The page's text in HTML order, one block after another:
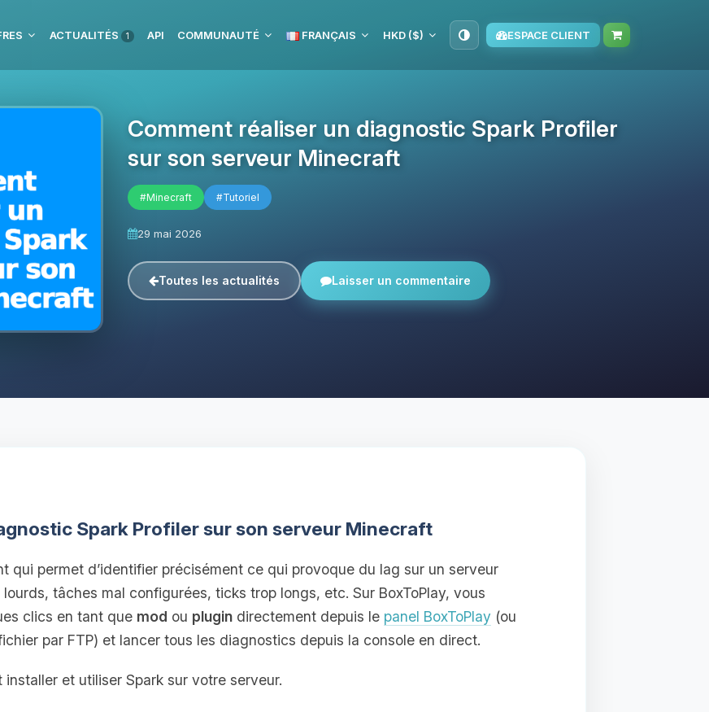
ACTUALITÉS 1 API COMMUNAUTÉ FRANÇAIS HKD ($) ESPACE CLIENT
Comment réaliser un diagnostic Spark Profiler
sur son serveur Minecraft
#Minecraft #Tutoriel
29 mai 2026
Toutes les actualités Laisser un commentaire
Spark Profiler sur son serveur Minecraft
qui permet d’identifier précisément ce qui provoque du lag sur un serveur
tâches mal configurées, ticks trop longs, etc. Sur BoxToPlay, vous
clics en tant que mod ou plugindirectement depuis le panel BoxToPlay (ou
par FTP) et lancer tous les diagnostics depuis la console en direct.
et utiliser Spark sur votre serveur.